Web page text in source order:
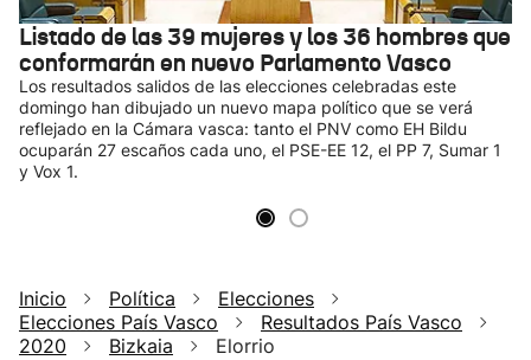
Listado de las 39 mujeres y los 36 hombres que
conformarán en nuevo Parlamento Vasco
Los resultados salidos de las elecciones celebradas este
domingo han dibujado un nuevo mapa político que se verá
reflejado en la Cámara vasca: tanto el PNV como EH Bildu
ocuparán 27 escaños cada uno, el PSE-EE 12, el PP 7, Sumar 1
y Vox 1.
Inicio Política
Elecciones
Elecciones País Vasco
Resultados País Vasco
2020
Bizkaia Elorrio